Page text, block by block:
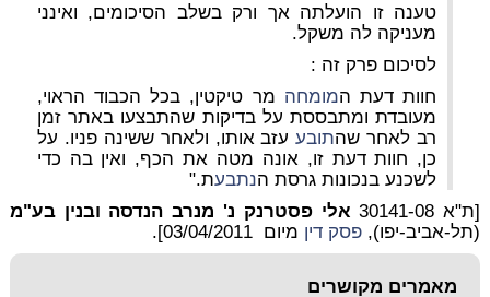
טענה זו הועלתה אך ורק בשלב הסיכומים, ואינני
מעניקה לה משקל.
לסיכום פרק זה :
חוות דעת המומחה מר טיקטין, בכל הכבוד הראוי,
מעובדת ומתבססת על בדיקות שהתבצעו באתר זמן
רב לאחר שהתובעעזב אותו, ולאחר ששינה פניו. על
כן, חוות דעת זו, אונה מטה את הכף, ואין בה כדי
לשכנע בנכונות גרסת הנתבעת."
[ת"א 30141-08
אלי פסטרנק נ' מנרב הנדסה ובנין בע"מ
(תל-אביב-יפו), פסק דין מיום 03/04/2011].
מאמרים מקושרים